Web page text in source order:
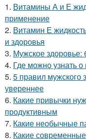
1. Витамины А и Е
применение
2. Витамин Е
и здоровья
3. Мужское
4. Где можно узнать
5. 5 правил мужского
увереннее
6. Какие привычки
продуктивным
7. Какие необычные
8. Какие